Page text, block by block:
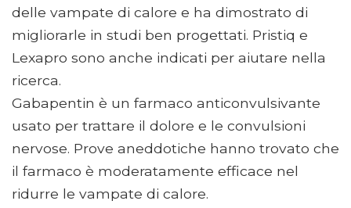
delle vampate di calore e ha dimostrato di
migliorarle in studi ben progettati. Pristiq e
Lexapro sono anche indicati per aiutare nella
ricerca.
Gabapentin è un farmaco anticonvulsivante
usato per trattare il dolore e le convulsioni
nervose. Prove aneddotiche hanno trovato che
il farmaco è moderatamente efficace nel
ridurre le vampate di calore.